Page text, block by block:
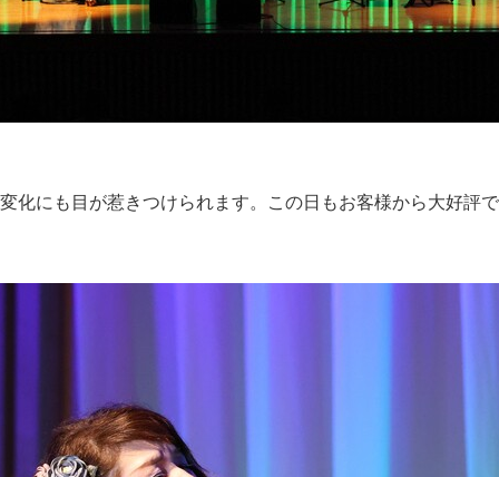
化にも目が惹きつけられます。この日もお客様から大好評